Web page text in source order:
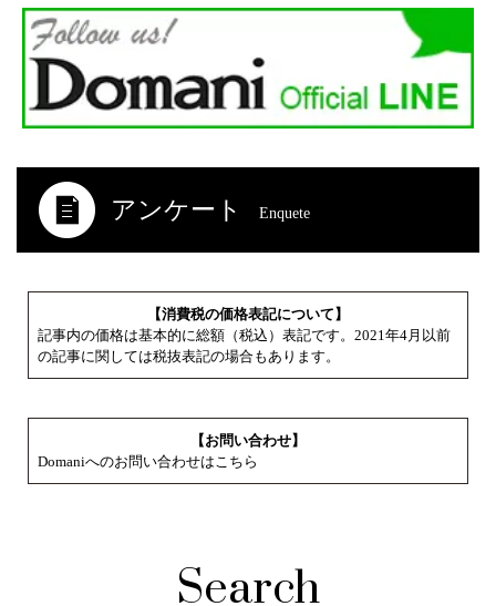
アンケート Enquete
【消費税の価格表記について】
記事内の価格は基本的に総額（税込）表記です。2021年4月以前
の記事に関しては税抜表記の場合もあります。
【お問い合わせ】
Domaniへのお問い合わせはこちら
Search